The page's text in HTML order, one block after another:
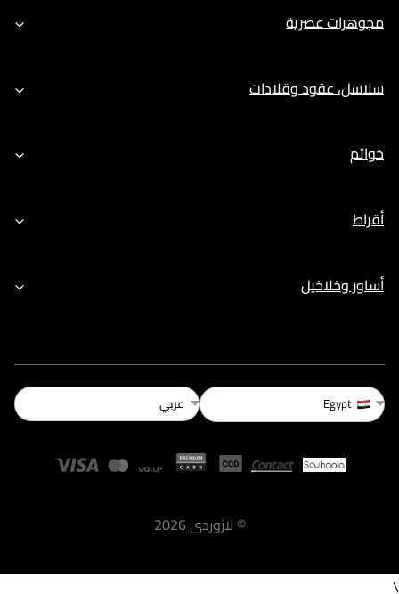
مجوهرات عصرية
سلاسل، عقود وقلادات
خواتم
أقراط
أساور وخلاخيل
Egypt عربي
© لازوردى2026
\